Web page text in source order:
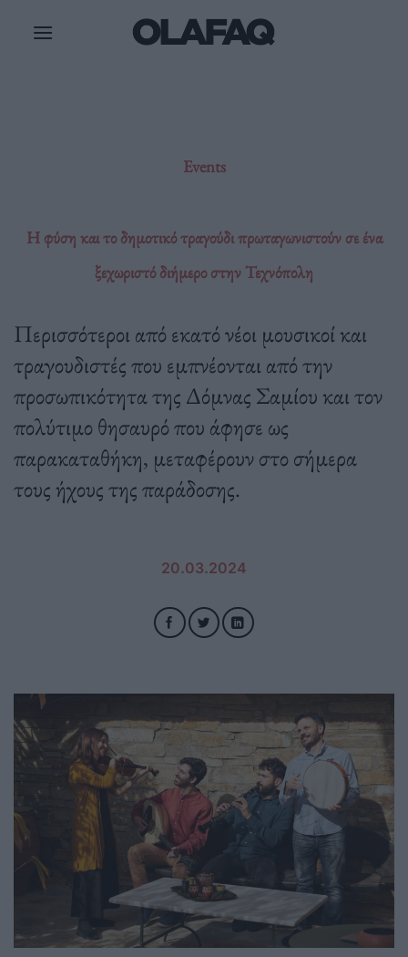
Events
Η φύση και το δημοτικό τραγούδι πρωταγωνιστούν σε ένα
ξεχωριστό διήμερο στην Τεχνόπολη
Περισσότεροι από εκατό νέοι μουσικοί και
τραγουδιστές που εμπνέονται από την
προσωπικότητα της Δόμνας Σαμίου και τον
πολύτιμο θησαυρό που άφησε ως
παρακαταθήκη, μεταφέρουν στο σήμερα
τους ήχους της παράδοσης.
20.03.2024